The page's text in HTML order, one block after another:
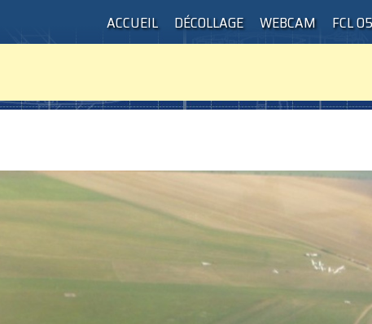
ACCUEIL DÉCOLLAGE WEBCAM FCL